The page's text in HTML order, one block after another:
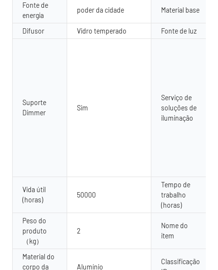
Fonte de
energia
poder da cidade Material base
Difusor Vidro temperado Fonte de luz
Suporte
Dimmer
Sim
Serviço de
soluções de
iluminação
Vida útil
(horas)
50000
Tempo de
trabalho
(horas)
Peso do
produto
（kg）
2
Nome do
item
Material do
corpo da
Alumínio
Classificação